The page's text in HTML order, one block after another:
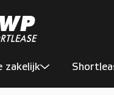
zakelijk